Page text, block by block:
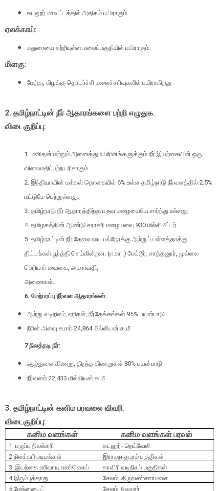
கடலூர் மாவட்டத்தில் அதிகம் பயிராகும்.
ஏலக்காய்:
மதுரையை சுற்றியுள்ள மலைப்பகுதியில் பயிராகும்.
மிளகு:
மேற்கு, கிழக்கு தொடர்ச்சி மலைச்சரிவுகளில் பயிராகிறது
2. தமிழ்நாட்டின் நீர் ஆதாரங்களை பற்றி எழுதுக.
விடைகுறிப்பு:
1. மனிதன் மற்றும் அனைத்து உயிரினங்களுக்கும் நீர் இயற்கையின் ஒரு
விலைமதிப்பற்ற பரிசாகும்.
2. இந்தியாவின் மக்கள் தொகையில் 6% உள்ள தமிழ்நாடு நீர்வளத்தில் 2.5%
மட்டுமே பெற்றுள்ளது.
3. தமிழ்நாடு நீர் ஆதாரத்திற்கு பருவ மழையையே சார்ந்து உள்ளது
4. தமிழகத்தின் ஆண்டு சராசரி மழையளவு 930 மில்லிமீட்டர்
5. தமிழ்நாட்டின் நீர் தேவையை பல்நோக்கு ஆற்றுப் பள்ளத்தாக்கு
திட்டங்கள் பூர்த்தி செய்கின்றன. (எ.கா.) மேட்டூர், சாத்தனூர், முல்லை
பெரியார் வைகை, அமராவதி,
அணைகள்.
6. மேற்பரப்பு நீர்வள ஆதாரங்கள்:
ஆற்று வடிநிலம், ஏரிகள், நீர்தேக்கங்கள் 95% பயன்பாடு
நீரின் அளவு சுமார் 24,864 மில்லியன் க.மீ
7 நிலத்தடி நீர்:
ஆழ்துளை கிணறு, திறந்த கிணறுகள் 80% பயன்பாடு
நீர்வளம் 22,433 மில்லியன் க.மீ
3. தமிழ்நாட்டின் கனிம பரவலை விவரி.
விடைகுறிப்பு:
கனிம வளங்கள்
கனிம வளங்கள் பரவல்
1. பழுப்பு நிலக்கரி
கடலூர்- நெய்வேலி
2.நிலக்கரி படிமங்கள்
இராமநாதபுரம் பகுதிகள்
3. இயற்கை எரிவாயு எண்ணெய்
காவிரி வடிநிலப் பகுதிகள்
4.இரும்புத்தாது
சேலம் ,திருவண்ணாமலை
5.மேக்னடைட்
சேலம் ,வேலூர்